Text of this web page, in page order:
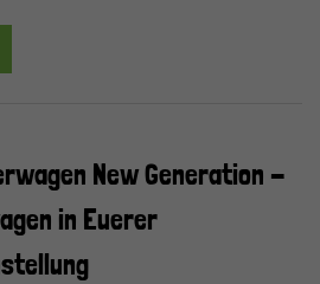
New Generation -
in Euerer